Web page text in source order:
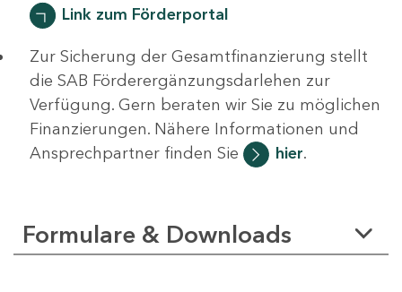
Link zum Förderportal
Zur Sicherung der Gesamtfinanzierung stellt
die SAB Förderergänzungsdarlehen zur
Verfügung. Gern beraten wir Sie zu möglichen
Finanzierungen. Nähere Informationen und
Ansprechpartner finden Sie
hier.
Formulare & Downloads